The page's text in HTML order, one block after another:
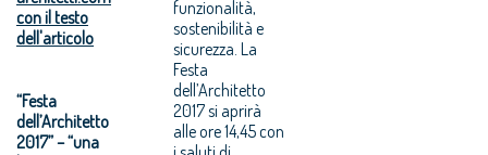
con il testo
dell'articolo
“Festa
dell’Architetto
2017” – “una
funzionalità,
sostenibilità e
sicurezza. La
Festa
dell’Architetto
2017 si aprirà
alle ore 14,45 con